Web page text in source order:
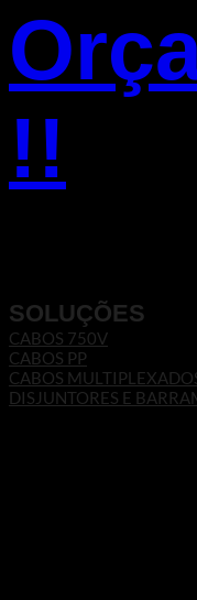
!!
SOLUÇÕES
CABOS 750V
CABOS PP
CABOS
DISJUNTORES E